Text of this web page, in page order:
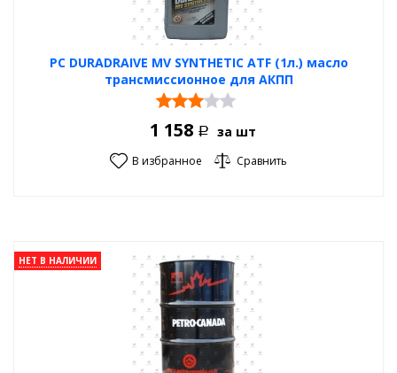
PC DURADRAIVE MV SYNTHETIC ATF (1л.) масло
трансмиссионное для АКПП
1 158 Р за шт
В избранное Сравнить
НЕТ В НАЛИЧИИ